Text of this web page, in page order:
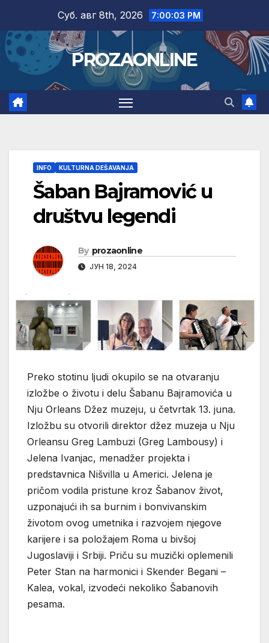
content
Суб. авг 8th, 2026 7:00:04 PM
PROZAONLINE
INFO KULTURNA DEŠAVANJA
Šaban Bajramović u
društvu legendi
By prozaonline
ЈУН 18, 2024
Preko stotinu ljudi okupilo se na otvaranju
izložbe o životu i delu Šabanu Bajramovića u
Nju Orleans Džez muzeju, u četvrtak 13. juna.
Izložbu su otvorili direktor džez muzeja u Nju
Orleansu Greg Lambuzi (Greg Lambousy) i
Jelena Ivanjac, menadžer projekta i
predstavnica Nišvilla u Americi. Jelena je
pričom vodila pristune kroz Šabanov život,
uzponajući ih sa burnim i bonvivanskim
životom ovog umetnika i razvojem njegove
karijere i sa položajem Roma u bivšoj
Jugoslaviji i Srbiji. Priču su muzički oplemenili
Peter Stan na harmonici i Skender Begani –
Kalea, vokal, izvodeći nekoliko Šabanovih
pesama.